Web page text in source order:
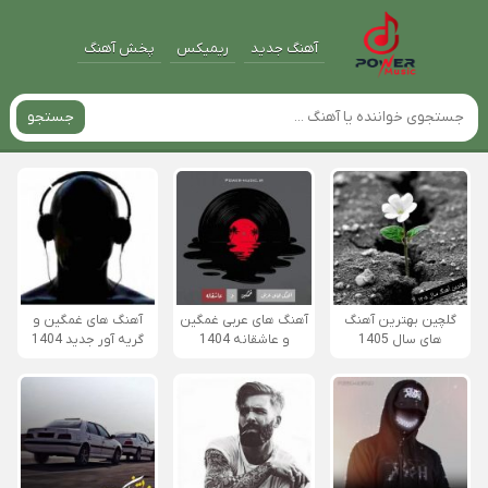
آهنگ جدید ریمیکس پخش آهنگ
جستجو
گلچین بهترین آهنگ
های سال 1405
آهنگ های عربی غمگین
و عاشقانه 1404
آهنگ های غمگین و
گریه آور جدید 1404